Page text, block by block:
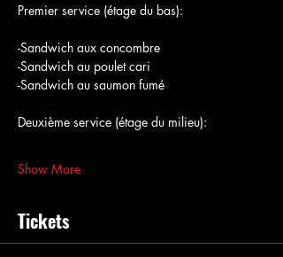
Premier service (étage du bas):
-Sandwich aux concombre
-Sandwich au poulet cari
-Sandwich au saumon fumé
Deuxième service (étage du milieu):
Show More
Tickets